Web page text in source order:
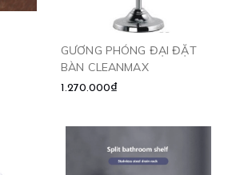
GƯƠNG PHÓNG ĐẠI ĐẶT
BÀN CLEANMAX
1.270.000₫